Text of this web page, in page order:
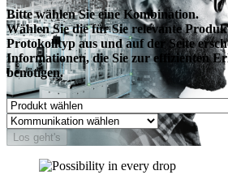
Bitte wählen Sie eine Kombination.
Wählen Sie die für Sie relevante
Protokolltyp aus und auf der Seite
Informationen, die Sie zur effizienten
benötigen.
Los geht's